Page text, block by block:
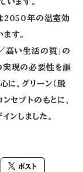
2050年の温室効
す。
高い生活の質」の
実現の必要性を謳
に、グリーン（脱
セプトのもとに、
ンしました。
ポスト